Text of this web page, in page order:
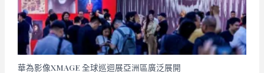
華為影像XMAGE 全球巡迴展亞洲區廣泛展開